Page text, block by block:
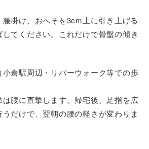
掛け、おへそを3cm上に引き上げる
てください。これだけで骨盤の傾き
小倉駅周辺・リバーウォーク等での歩
腰に直撃します。帰宅後、足指を広
だけで、翌朝の腰の軽さが変わりま